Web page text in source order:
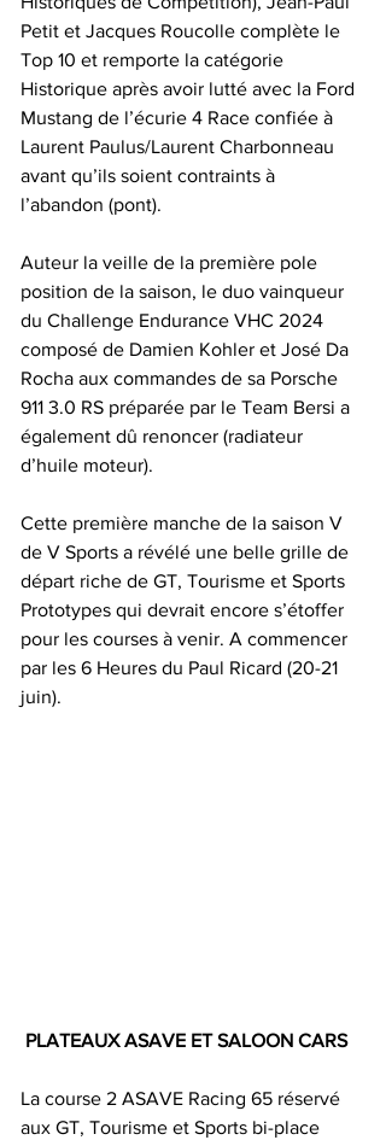
Petit et Jacques Roucolle complète le
Top 10 et remporte la catégorie
Historique après avoir lutté avec la Ford
Mustang de l’écurie 4 Race confiée à
Laurent Paulus/Laurent Charbonneau
avant qu’ils soient contraints à
l’abandon (pont).
Auteur la veille de la première pole
position de la saison, le duo vainqueur
du Challenge Endurance VHC 2024
composé de Damien Kohler et José Da
Rocha aux commandes de sa Porsche
911 3.0 RS préparée par le Team Bersi a
également dû renoncer (radiateur
d’huile moteur).
Cette première manche de la saison V
de V Sports a révélé une belle grille de
départ riche de GT, Tourisme et Sports
Prototypes qui devrait encore s’étoffer
pour les courses à venir. A commencer
par les 6 Heures du Paul Ricard (20-21
juin).
PLATEAUX ASAVE ET SALOON CARS
La course 2 ASAVE Racing 65 réservé
aux GT, Tourisme et Sports bi-place